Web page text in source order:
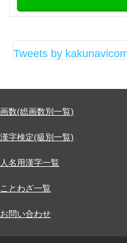
Tweets by
画数(総画数別一覧)
漢字検定(級別一覧)
人名用漢字一覧
ことわざ一覧
お問い合わせ